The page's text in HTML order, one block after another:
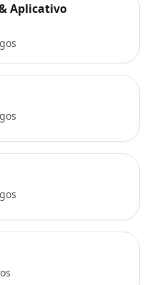
Aplicativo